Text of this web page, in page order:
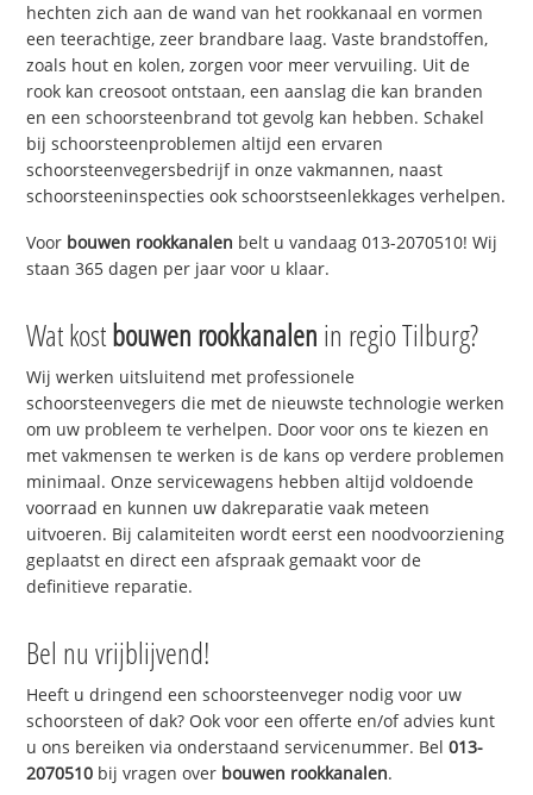
hechten zich aan de wand van het rookkanaal en vormen
een teerachtige, zeer brandbare laag. Vaste brandstoffen,
zoals hout en kolen, zorgen voor meer vervuiling. Uit de
rook kan creosoot ontstaan, een aanslag die kan branden
en een schoorsteenbrand tot gevolg kan hebben. Schakel
bij schoorsteenproblemen altijd een ervaren
schoorsteenvegersbedrijf in onze vakmannen, naast
schoorsteeninspecties ook schoorstseenlekkages verhelpen.
Voor bouwen rookkanalen belt u vandaag 013-2070510! Wij
staan 365 dagen per jaar voor u klaar.
Wat kostbouwen rookkanalen in regio Tilburg?
Wij werken uitsluitend met professionele
schoorsteenvegers die met de nieuwste technologie werken
om uw probleem te verhelpen. Door voor ons te kiezen en
met vakmensen te werken is de kans op verdere problemen
minimaal. Onze servicewagens hebben altijd voldoende
voorraad en kunnen uw dakreparatie vaak meteen
uitvoeren. Bij calamiteiten wordt eerst een noodvoorziening
geplaatst en direct een afspraak gemaakt voor de
definitieve reparatie.
Bel nu vrijblijvend!
Heeft u dringend een schoorsteenveger nodig voor uw
schoorsteen of dak? Ook voor een offerte en/of advies kunt
u ons bereiken via onderstaand servicenummer. Bel013-
2070510 bij vragen over bouwen rookkanalen.